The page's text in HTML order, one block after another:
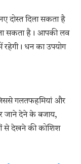
दोस्त दिला सकता है
सकता है। आपकी लव
धन का उपयोग
गलतफहमियां और
जाने देने के बजाय,
से देखने की कोशिश